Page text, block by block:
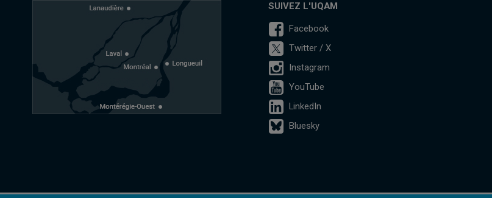
SUIVEZ L'UQAM
Facebook
Twitter / X
Instagram
YouTube
LinkedIn
Bluesky